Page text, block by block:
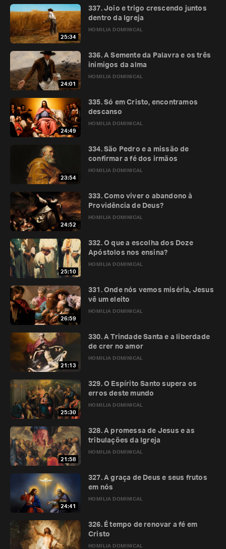
25:34
HOMILIA DOMINICAL
337. Joio e trigo crescendo juntos
dentro da Igreja
24:01
HOMILIA DOMINICAL
336. A Semente da Palavra e os três
inimigos da alma
24:49
HOMILIA DOMINICAL
335. Só em Cristo, encontramos
descanso
23:54
HOMILIA DOMINICAL
334. São Pedro e a missão de
confirmar a fé dos irmãos
24:52
HOMILIA DOMINICAL
333. Como viver o abandono à
Providência de Deus?
25:10
HOMILIA DOMINICAL
332. O que a escolha dos Doze
Apóstolos nos ensina?
26:59
HOMILIA DOMINICAL
331. Onde nós vemos miséria, Jesus
vê um eleito
21:13
HOMILIA DOMINICAL
330. A Trindade Santa e a liberdade
de crer no amor
25:30
HOMILIA DOMINICAL
329. O Espírito Santo supera os
erros deste mundo
21:58
HOMILIA DOMINICAL
328. A promessa de Jesus e as
tribulações da Igreja
24:41
HOMILIA DOMINICAL
327. A graça de Deus e seus frutos
em nós
HOMILIA DOMINICAL
326. É tempo de renovar a fé em
Cristo